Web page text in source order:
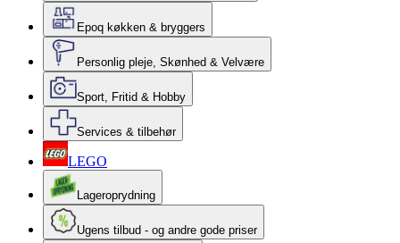
Epoq køkken & bryggers
Personlig pleje, Skønhed & Velvære
Sport, Fritid & Hobby
Services & tilbehør
LEGO
Lageroprydning
Ugens tilbud - og andre gode priser